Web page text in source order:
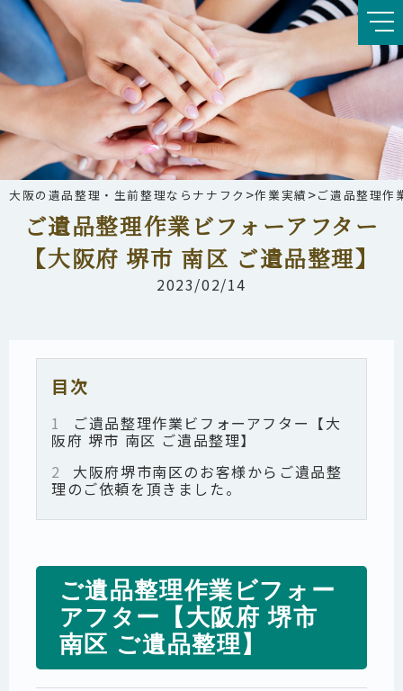
大阪の遺品整理・生前整理ならナナフク >作業実績 >ご遺品整理作
ご遺品整理作業ビフォーアフター
【大阪府 堺市 南区 ご遺品整理】
2023/02/14
目次
1 ご遺品整理作業ビフォーアフター【大
阪府 堺市 南区 ご遺品整理】
2
大阪府堺市南区のお客様からご遺品整
理のご依頼を頂きました。
ご遺品整理作業ビフォー
アフター【大阪府 堺市
南区 ご遺品整理】